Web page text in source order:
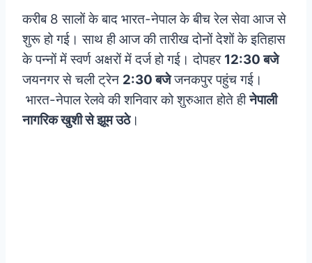
करीब 8 सालों के बाद भारत-नेपाल के बीच रेल सेवा आज से
शुरू हो गई। साथ ही आज की तारीख दोनों देशों के इतिहास
के पन्नों में स्वर्ण अक्षरों में दर्ज हो गई। दोपहर 12:30 बजे
जयनगर से चली ट्रेन 2:30 बजेजनकपुर पहुंच गई।
भारत-नेपाल रेलवे की शनिवार को शुरुआत होते हीनेपाली
नागरिक खुशी से झूम उठे।